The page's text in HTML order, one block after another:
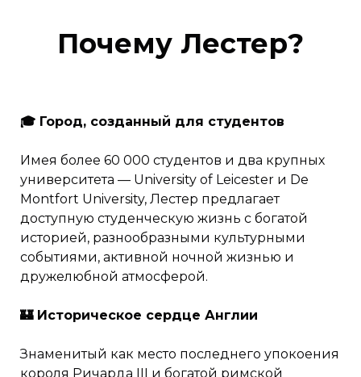
Почему Лестер?
🎓 Город, созданный для студентов
Имея более 60 000 студентов и два крупных
университета — University of Leicester и De
Montfort University, Лестер предлагает
доступную студенческую жизнь с богатой
историей, разнообразными культурными
событиями, активной ночной жизнью и
дружелюбной атмосферой.
🏰 Историческое сердце Англии
Знаменитый как место последнего упокоения
короля Ричарда III и богатой римской